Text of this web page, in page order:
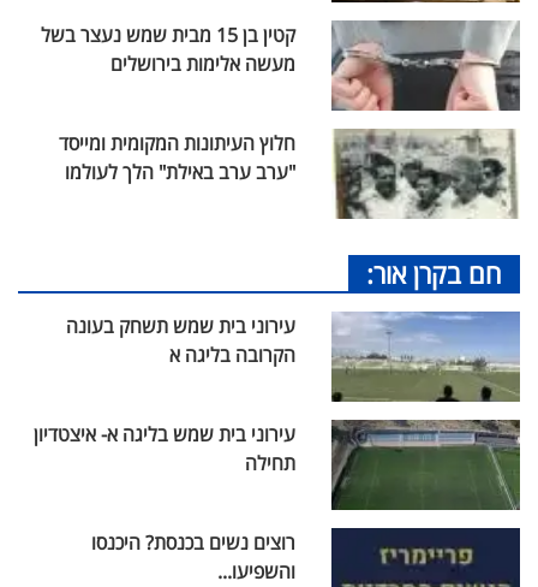
קטין בן 15 מבית שמש נעצר בשל
מעשה אלימות בירושלים
חלוץ העיתונות המקומית ומייסד
"ערב ערב באילת" הלך לעולמו
חם בקרן אור:
עירוני בית שמש תשחק בעונה
הקרובה בליגה א
עירוני בית שמש בליגה א- איצטדיון
תחילה
רוצים נשים בכנסת? היכנסו
והשפיעו...